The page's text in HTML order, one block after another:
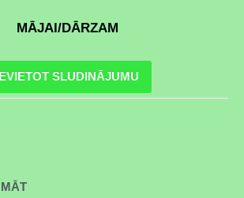
MĀJAI/DĀRZAM
SLUDINĀJUMU